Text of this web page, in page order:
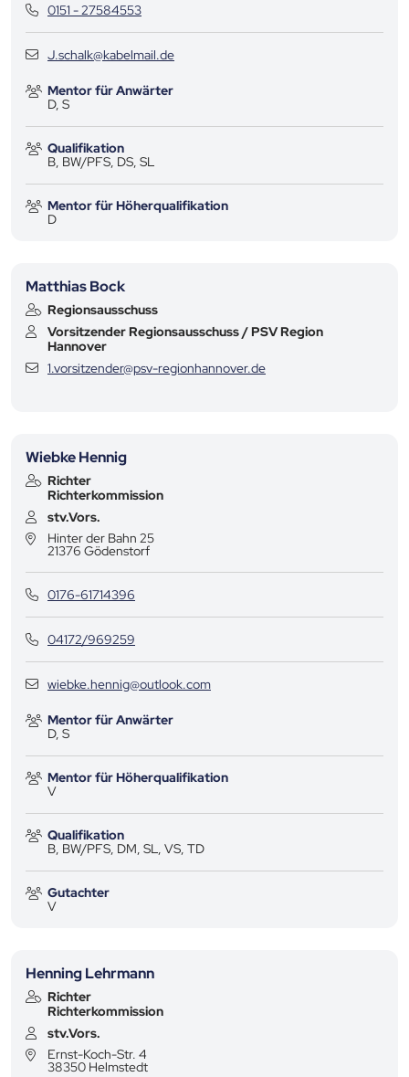
0151 - 27584553
J.schalk@kabelmail.de
Mentor für Anwärter
D, S
Qualifikation
B, BW/PFS, DS, SL
Mentor für Höherqualifikation
D
Matthias Bock
Regionsausschuss
Vorsitzender Regionsausschuss / PSV Region
Hannover
1.vorsitzender@psv-regionhannover.de
Wiebke Hennig
Richter
Richterkommission
stv.Vors.
Hinter der Bahn 25
21376 Gödenstorf
0176-61714396
04172/969259
wiebke.hennig@outlook.com
Mentor für Anwärter
D, S
Mentor für Höherqualifikation
V
Qualifikation
B, BW/PFS, DM, SL, VS, TD
Gutachter
V
Henning Lehrmann
Richter
Richterkommission
stv.Vors.
Ernst-Koch-Str. 4
38350 Helmstedt